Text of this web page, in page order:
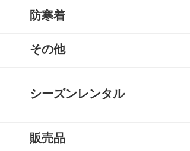
燃料式ランタン
ガス式ランタン
電池式ランタン
ヘッドランプ
ランタンポール
防寒着
インナーダウン
ダウンジャケット
ダウンパンツ
ダウンコート
フリース
キッズ用ダウン
テントシューズ
マフラーその他
シーズンレンタル
キャンプセットマンスリーレンタル
テントマンスリーレンタル
登山セットマンスリーレンタル
シュラフ（寝袋）マンスリーレンタル
登山単品マンスリーレンタル
スノーセットマンスリーレンタル
販売品